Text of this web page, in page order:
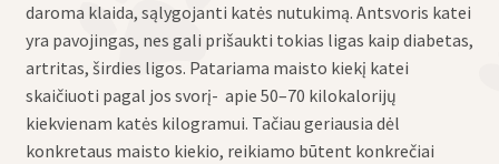
daroma klaida, sąlygojanti katės nutukimą. Antsvoris katei
yra pavojingas, nes gali prišaukti tokias ligas kaip diabetas,
artritas, širdies ligos. Patariama maisto kiekį katei
skaičiuoti pagal jos svorį- apie 50–70 kilokalorijų
kiekvienam katės kilogramui. Tačiau geriausia dėl
konkretaus maisto kiekio, reikiamo būtent konkrečiai